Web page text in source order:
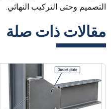
التصميم وحتى التركيب النهائي.
مقالات ذات صلة